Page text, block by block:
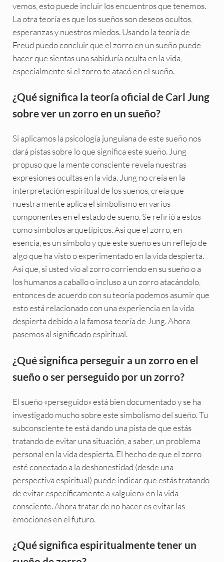
vemos, esto puede incluir los encuentros que tenemos.
La otra teoría es que los sueños son deseos ocultos,
esperanzas y nuestros miedos. Usando la teoría de
Freud puedo concluir que el zorro en un sueño puede
hacer que sientas una sabiduría oculta en la vida,
especialmente si el zorro te atacó en el sueño.
¿Qué significa la teoría oficial de Carl Jung
sobre ver un zorro en un sueño?
Si aplicamos la psicología junguiana de este sueño nos
dará pistas sobre lo que significa este sueño. Jung
propuso que la mente consciente revela nuestras
expresiones ocultas en la vida. Jung no creía en la
interpretación espiritual de los sueños, creía que
nuestra mente aplica el simbolismo en varios
componentes en el estado de sueño. Se refirió a estos
como símbolos arquetípicos. Así que el zorro, en
esencia, es un símbolo y que este sueño es un reflejo de
algo que ha visto o experimentado en la vida despierta.
Así que, si usted vio al zorro corriendo en su sueño o a
los humanos a caballo o incluso a un zorro atacándolo,
entonces de acuerdo con su teoría podemos asumir que
esto está relacionado con una experiencia en la vida
despierta debido a la famosa teoría de Jung. Ahora
pasemos al significado espiritual.
¿Qué significa perseguir a un zorro en el
sueño o ser perseguido por un zorro?
El sueño «perseguido» está bien documentado y se ha
investigado mucho sobre este simbolismo del sueño. Tu
subconsciente te está dando una pista de que estás
tratando de evitar una situación, a saber, un problema
personal en la vida despierta. El hecho de que el zorro
esté conectado a la deshonestidad (desde una
perspectiva espiritual) puede indicar que estás tratando
de evitar específicamente a «alguien» en la vida
consciente. Ahora tratar de no hacer es evitar las
emociones en el futuro.
¿Qué significa espiritualmente tener un